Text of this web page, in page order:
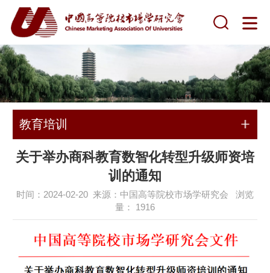
教育培训
关于举办商科教育数智化转型升级师资培
训的通知
时间：2024-02-20 来源：中国高等院校市场学研究会 浏览
量： 1916